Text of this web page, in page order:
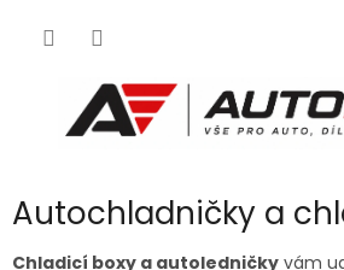
Autochladničky a
Chladicí boxy a autoledničky vám